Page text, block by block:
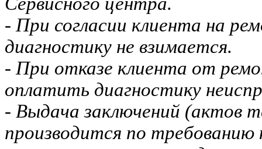
- При согласии клиента на
диагностику не взимается.
- При отказе клиента от
оплатить диагностику
- Выдача заключений (актов
производится по требованию